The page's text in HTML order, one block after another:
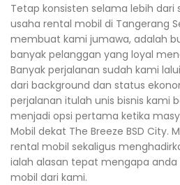
Tetap konsisten selama lebih
usaha rental mobil di Tangerang
membuat kami jumawa, adalah
banyak pelanggan yang loyal
Banyak perjalanan sudah kami
dari background dan status
perjalanan itulah unis bisnis kami
menjadi opsi pertama ketika
Mobil dekat The Breeze BSD City.
rental mobil sekaligus
ialah alasan tepat mengapa
mobil dari kami.